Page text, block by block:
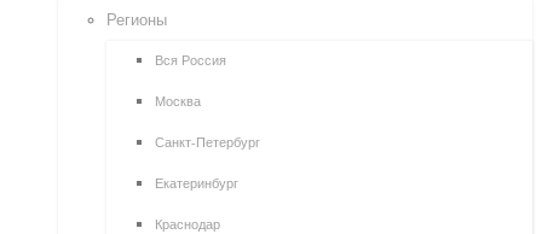
Регионы
Вся Россия
Москва
Санкт-Петербург
Екатеринбург
Краснодар